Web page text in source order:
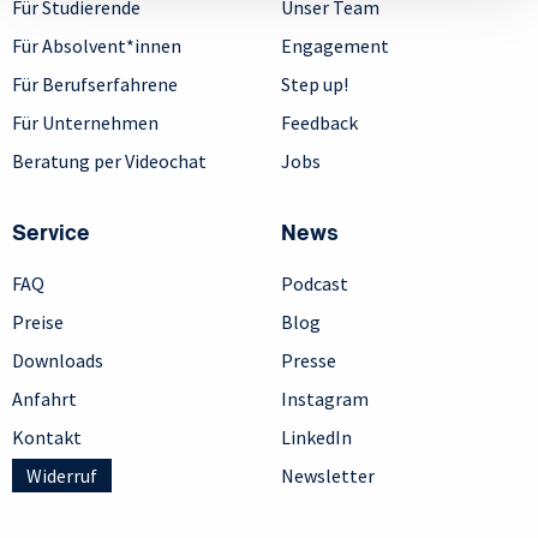
Für Studierende
Für Absolvent*innen
Für Berufserfahrene
Für Unternehmen
Beratung per Videochat
Unser Team
Engagement
Step up!
Feedback
Jobs
Service
FAQ
Preise
Downloads
Anfahrt
Kontakt
Widerruf
News
Podcast
Blog
Presse
Instagram
LinkedIn
Newsletter